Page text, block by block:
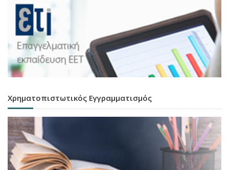
Χρηματοπιστωτικός Εγγραμματισμός